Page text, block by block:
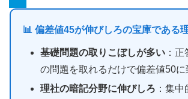
📊 偏差値45が伸びしろの宝庫である
基礎問題の取りこぼしが多い ：
の問題を取れるだけで偏差値50に
理社の暗記分野に伸びしろ ：集